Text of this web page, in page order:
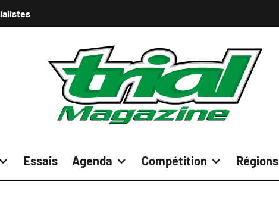
Essais Agenda Compétition Régions